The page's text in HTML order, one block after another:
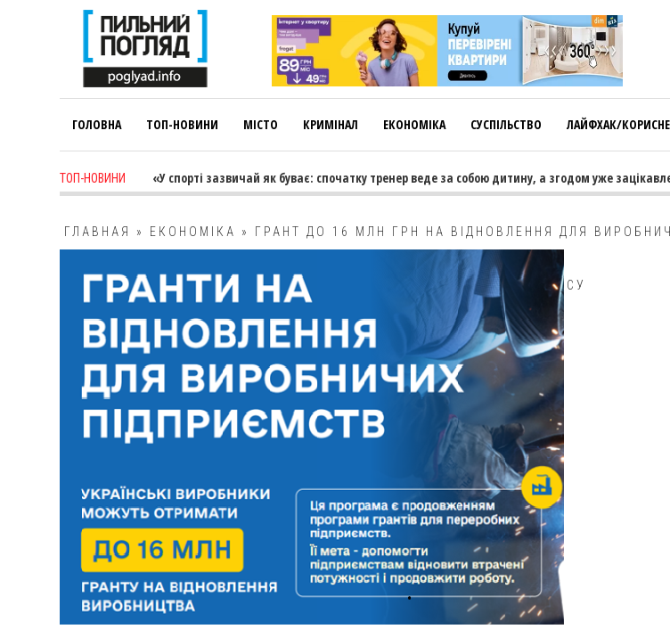
ГОЛОВНА ТОП-НОВИНИ МІСТО КРИМІНАЛ ЕКОНОМІКА СУСПІЛЬСТВО ЛАЙФХАК/КОРИСНЕ
ТОП-НОВИНИ
Лариса Коновалова: «У спорті зазвичай як буває: спочатку тренер веде за собою дитину, а згодом уже
ГЛАВНАЯ » ЕКОНОМІКА » ГРАНТ ДО 16 МЛН ГРН НА ВІДНОВЛЕННЯ ДЛЯ
ПРОПОНУЮТЬ ВЛАСНИКАМ МІКРО-, МАЛОГО ТА СЕРЕДНЬОГО БІЗНЕСУ